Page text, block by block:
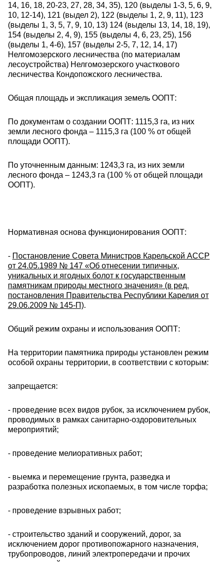
14, 16, 18, 20-23, 27, 28, 34, 35), 120 (выделы 1-3, 5, 6, 9,
10, 12-14), 121 (выдел 2), 122 (выделы 1, 2, 9, 11), 123
(выделы 1, 3, 5, 7, 9, 10, 13) 124 (выделы 13, 14, 18, 19),
154 (выделы 2, 4, 9), 155 (выделы 4, 6, 23, 25), 156
(выделы 1, 4-6), 157 (выделы 2-5, 7, 12, 14, 17)
Нелгомозерского лесничества (по материалам
лесоустройства) Нелгомозерского участкового
лесничества Кондопожского лесничества.
Общая площадь и экспликация земель ООПТ:
По документам о создании ООПТ: 1115,3 га, из них
земли лесного фонда – 1115,3 га (100 % от общей
площади ООПТ).
По уточненным данным: 1243,3 га, из них земли
лесного фонда – 1243,3 га (100 % от общей площади
ООПТ).
Нормативная основа функционирования ООПТ:
- Постановление Совета Министров Карельской АССР
от 24.05.1989 № 147 «Об отнесении типичных,
уникальных и ягодных болот к государственным
памятникам природы местного значения» (в ред.
постановления Правительства Республики Карелия от
29.06.2009 № 145-П).
Общий режим охраны и использования ООПТ:
На территории памятника природы установлен режим
особой охраны территории, в соответствии с которым:
запрещается:
- проведение всех видов рубок, за исключением рубок,
проводимых в рамках санитарно-оздоровительных
мероприятий;
- проведение мелиоративных работ;
- выемка и перемещение грунта, разведка и
разработка полезных ископаемых, в том числе торфа;
- проведение взрывных работ;
- строительство зданий и сооружений, дорог, за
исключением дорог противопожарного назначения,
трубопроводов, линий электропередачи и прочих